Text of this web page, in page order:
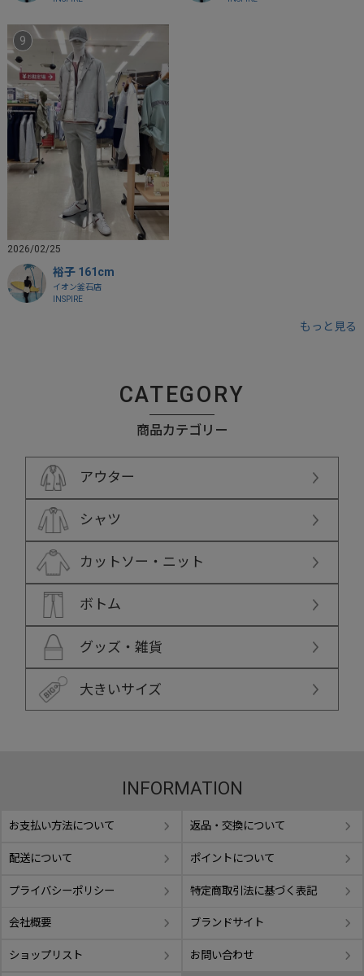
2026/02/25
裕子 161cm
イオン釜石店
INSPIRE
もっと見る
CATEGORY
商品カテゴリー
アウター
シャツ
カットソー・ニット
ボトム
グッズ・雑貨
大きいサイズ
INFORMATION
お支払い方法について 返品・交換について
配送について ポイントについて
プライバシーポリシー 特定商取引法に基づく表記
会社概要 ブランドサイト
ショップリスト お問い合わせ